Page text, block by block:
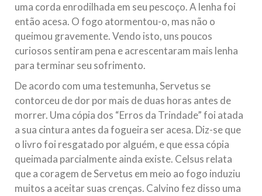
uma corda enrodilhada em seu pescoço. A lenha foi
então acesa. O fogo atormentou-o, mas não o
queimou gravemente. Vendo isto, uns poucos
curiosos sentiram pena e acrescentaram mais lenha
para terminar seu sofrimento.
De acordo com uma testemunha, Servetus se
contorceu de dor por mais de duas horas antes de
morrer. Uma cópia dos “Erros da Trindade” foi atada
a sua cintura antes da fogueira ser acesa. Diz-se que
o livro foi resgatado por alguém, e que essa cópia
queimada parcialmente ainda existe. Celsus relata
que a coragem de Servetus em meio ao fogo induziu
muitos a aceitar suas crenças. Calvino fez disso uma